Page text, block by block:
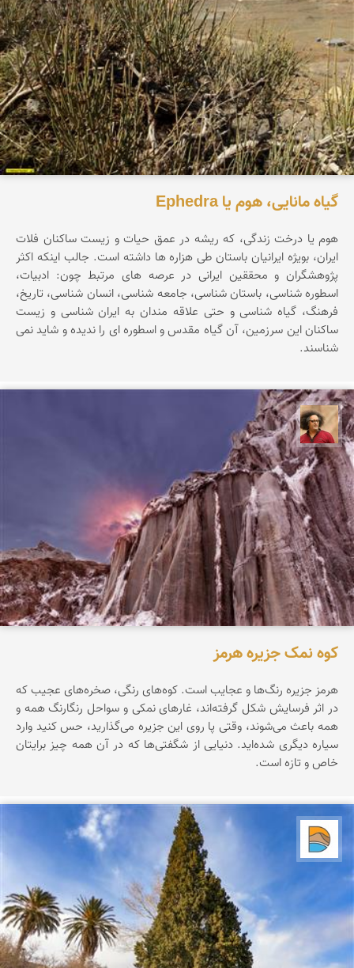
گیاه مانایی، هوم یا Ephedra
هوم یا درخت زندگی، که ریشه در عمق حیات و زیست ساکنان فلات
ایران، بویژه ایرانیان باستان طی هزاره ها داشته است. جالب اینکه اکثر
پژوهشگران و محققین ایرانی در عرصه های مرتبط چون: ادبیات،
اسطوره شناسی، باستان شناسی، جامعه شناسی، انسان شناسی، تاریخ،
فرهنگ، گیاه شناسی و حتی علاقه مندان به ایران شناسی و زیست
ساکنان این سرزمین، آن گیاه مقدس و اسطوره ای را ندیده و شاید نمی
شناسند.
مصطفی ربیعی بهشتی
کوه نمک جزیره هرمز
هرمز جزیره‌ رنگ‌ها‌ و عجایب است. کوه‌های رنگی، صخره‌های عجیب که
در اثر فرسایش شکل گرفته‌اند، غارهای نمکی و سواحل رنگارنگ همه و
همه باعث می‌شوند، وقتی پا روی این جزیره می‌گذارید، حس کنید وارد
سیاره‌ دیگری شده‌اید. دنیایی از شگفتی‌ها که در آن همه چیز برایتان
خاص و تازه است.